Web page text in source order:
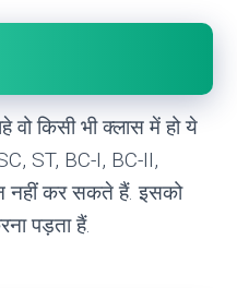
वो किसी भी क्लास में हो ये
ST, BC-I, BC-II,
नहीं कर सकते हैं. इसको
पड़ता हैं.